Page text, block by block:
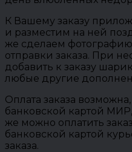
К Вашему заказу
и разместим на ней
же сделаем
отправки заказа. При
добавить к заказу
любые другие
Оплата заказа
банковской картой
же можно оплатить
банковской картой
заказа.